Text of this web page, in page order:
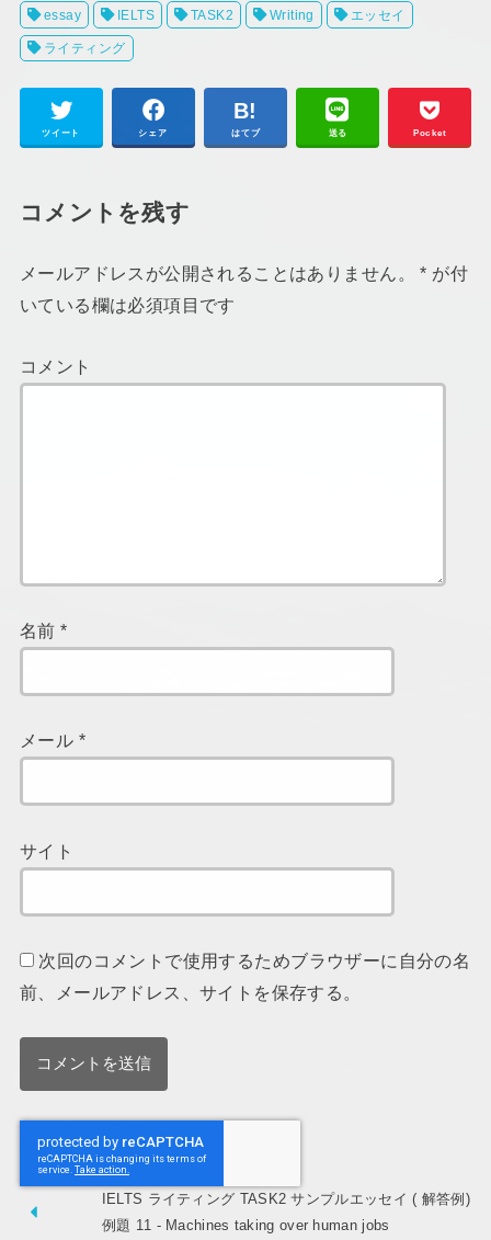
essay IELTS TASK2 Writing エッセイ
ライティング
ツイート シェア はてブ 送る Pocket
コメントを残す
メールアドレスが公開されることはありません。 * が付
いている欄は必須項目です
コメント
名前*
メール *
サイト
次回のコメントで使用するためブラウザーに自分の名
前、メールアドレス、サイトを保存する。
IELTS ライティング TASK2 サンプルエッセイ ( 解答例)
例題 11 - Machines taking over human jobs